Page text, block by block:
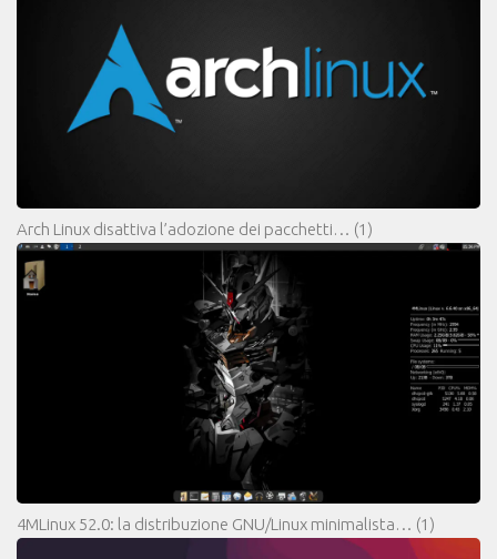
Arch Linux disattiva l’adozione dei pacchetti… (1)
4MLinux 52.0: la distribuzione GNU/Linux minimalista… (1)